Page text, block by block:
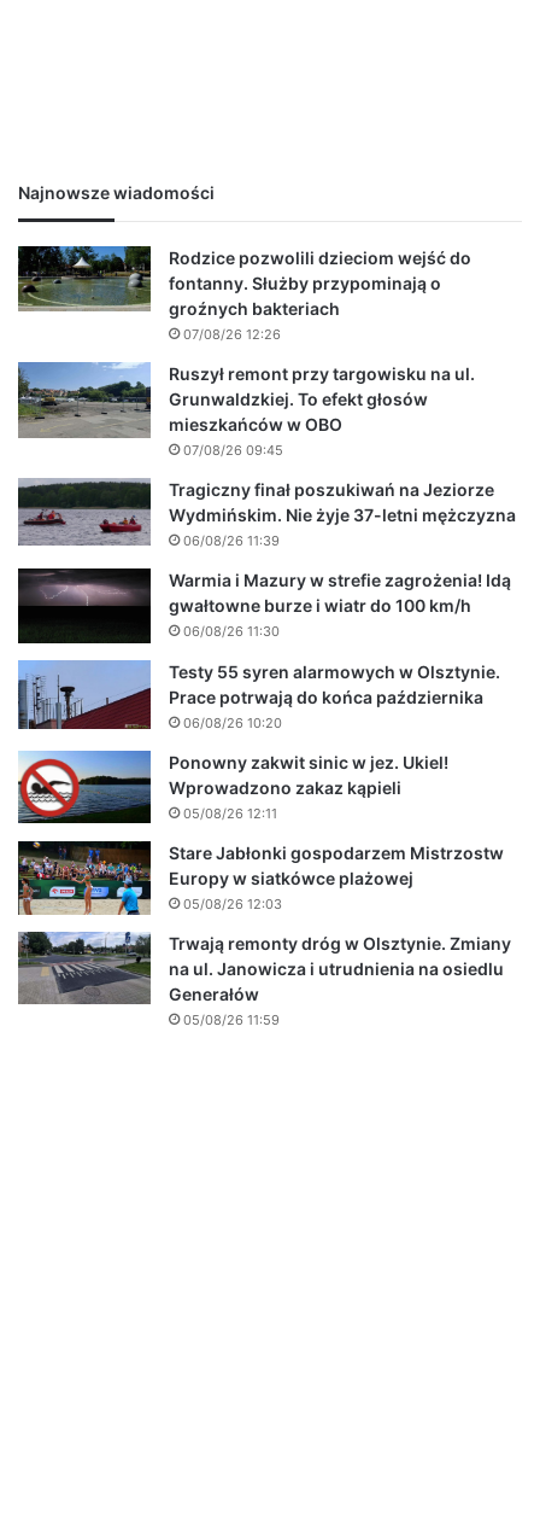
Najnowsze wiadomości
Rodzice pozwolili dzieciom wejść do
fontanny. Służby przypominają o
groźnych bakteriach
07/08/26 12:26
Ruszył remont przy targowisku na ul.
Grunwaldzkiej. To efekt głosów
mieszkańców w OBO
07/08/26 09:45
Tragiczny finał poszukiwań na Jeziorze
Wydmińskim. Nie żyje 37-letni mężczyzna
06/08/26 11:39
Warmia i Mazury w strefie zagrożenia! Idą
gwałtowne burze i wiatr do 100 km/h
06/08/26 11:30
Testy 55 syren alarmowych w Olsztynie.
Prace potrwają do końca października
06/08/26 10:20
Ponowny zakwit sinic w jez. Ukiel!
Wprowadzono zakaz kąpieli
05/08/26 12:11
Stare Jabłonki gospodarzem Mistrzostw
Europy w siatkówce plażowej
05/08/26 12:03
Trwają remonty dróg w Olsztynie. Zmiany
na ul. Janowicza i utrudnienia na osiedlu
Generałów
05/08/26 11:59